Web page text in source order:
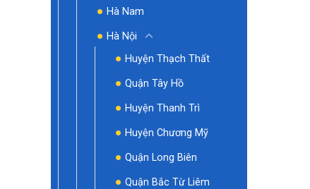
Hà Nam
Hà Nội
Huyện Thạch Thất
Quận Tây Hồ
Huyện Thanh Trì
Huyện Chương Mỹ
Quận Long Biên
Quận Bắc Từ Liêm